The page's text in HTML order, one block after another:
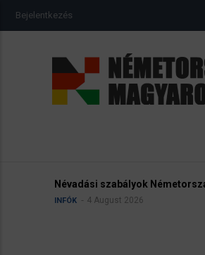
USER
ACCOUNT
Bejelentkezés
Névadási szabályok
INFÓK 4 August 2026